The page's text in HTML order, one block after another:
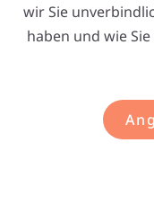
wir Sie
haben und wie